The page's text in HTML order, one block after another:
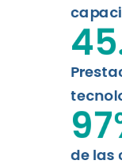
de las
97